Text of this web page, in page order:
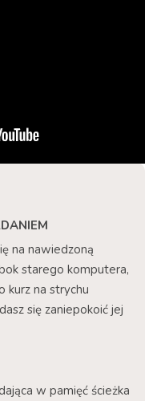
na nawiedzoną
starego komputera,
kurz na strychu
się zaniepokoić jej
w pamięć ścieżka